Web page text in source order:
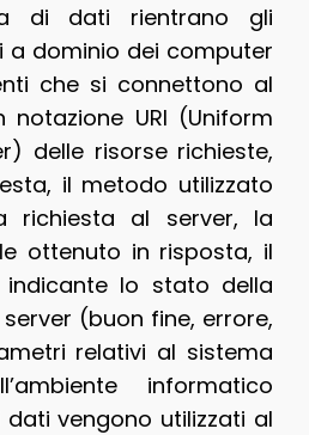
di dati rientrano gli
a dominio dei computer
che si connettono al
notazione URI (Uniform
delle risorse richieste,
il metodo utilizzato
richiesta al server, la
ottenuto in risposta, il
lo stato della
(buon fine, errore,
relativi al sistema
informatico
dati vengono utilizzati al